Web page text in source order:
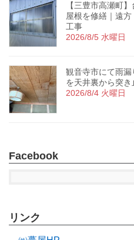
【三豊市高瀬町
屋根を修繕｜遠
工事
2026/8/5 水曜日
観音寺市にて雨漏
を天井裏から突き
2026/8/4 火曜日
Facebook
リンク